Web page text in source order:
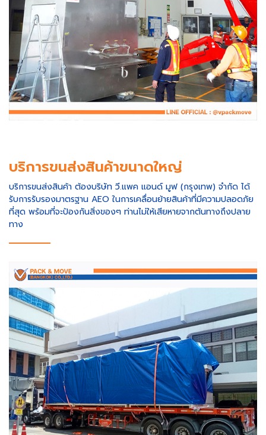
บริการขนส่งสินค้าขนาดใหญ่
บริการขนส่งสินค้า ต้องบริษัท วี.แพค แอนด์ มูฟ (กรุงเทพ) จำกัด ได้
รับการรับรองมาตรฐาน AEO ในการเคลื่อนย้ายสินค้าที่มีความปลอดภัย
ที่สุด พร้อมที่จะป้องกันสิ่งของๆ ท่านไม่ให้เสียหายจากต้นทางถึงปลาย
ทาง